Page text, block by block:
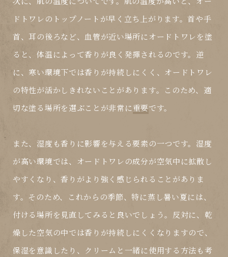
ドトワレのトップノートが早く立ち上がります。首や手
首、耳の後ろなど、血管が近い場所にオードトワレを塗
ると、体温によって香りが良く発揮されるのです。逆
に、寒い環境下では香りが持続しにくく、オードトワレ
の特性が活かしきれないことがあります。このため、適
切な塗る場所を選ぶことが非常に重要です。
また、湿度も香りに影響を与える要素の一つです。湿度
が高い環境では、オードトワレの成分が空気中に拡散し
やすくなり、香りがより強く感じられることがありま
す。そのため、これからの季節、特に蒸し暑い夏には、
付ける場所を見直してみると良いでしょう。反対に、乾
燥した空気の中では香りが持続しにくくなりますので、
保湿を意識したり、クリームと一緒に使用する方法も考